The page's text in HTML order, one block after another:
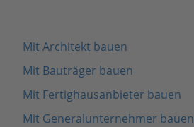
Mit Architekt bauen
Mit Bauträger bauen
Mit Fertighausanbieter bauen
Mit Generalunternehmer bauen